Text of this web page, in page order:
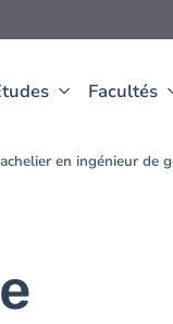
Facultés
en ingénieur de